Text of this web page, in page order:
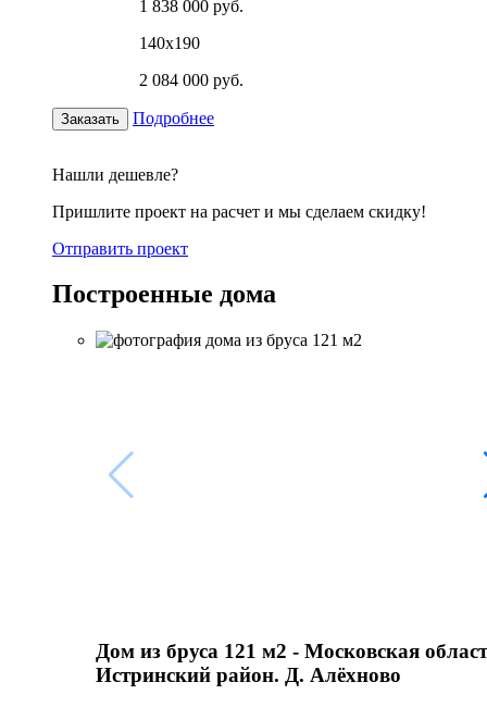
1 838 000 руб.
140х190
2 084 000 руб.
Заказать Подробнее
Нашли дешевле?
Пришлите проект на расчет и мы сделаем скидку!
Отправить проект
Построенные дома
Дом из бруса 121 м2 - Московская
Истринский район. Д. Алёхново